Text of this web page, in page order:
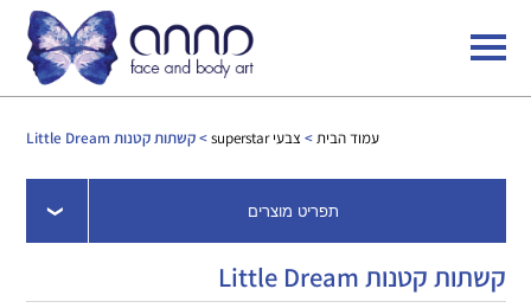
עמוד הבית> צבעי superstar > קשתות קטנות Little Dream
תפריט מוצרים
קשתות קטנות Little Dream